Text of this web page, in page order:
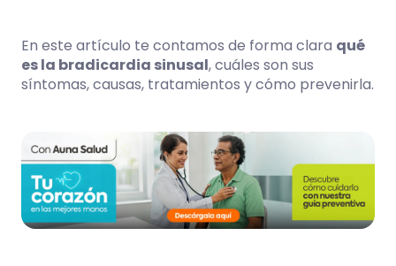
En este artículo te contamos de forma clara qué
es la bradicardia sinusal, cuáles son sus
síntomas, causas, tratamientos y cómo prevenirla.